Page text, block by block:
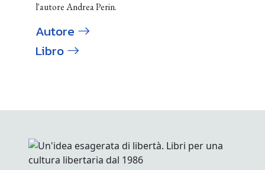
l'autore Andrea Perin.
Autore
Libro